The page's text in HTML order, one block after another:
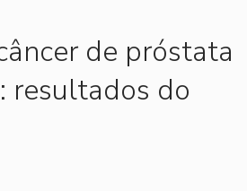
de próstata
resultados do